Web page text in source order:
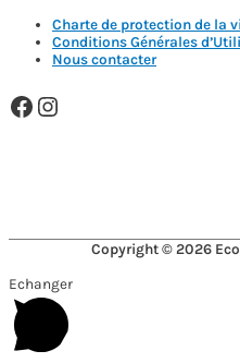
Charte de protection de la
Conditions Générales
Nous contacter
Facebook
Instagram
Copyright © 2026
Echanger